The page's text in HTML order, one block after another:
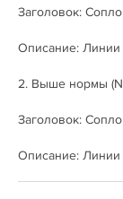
Заголовок:
Описание: Линии
2. Выше нормы
Заголовок:
Описание: